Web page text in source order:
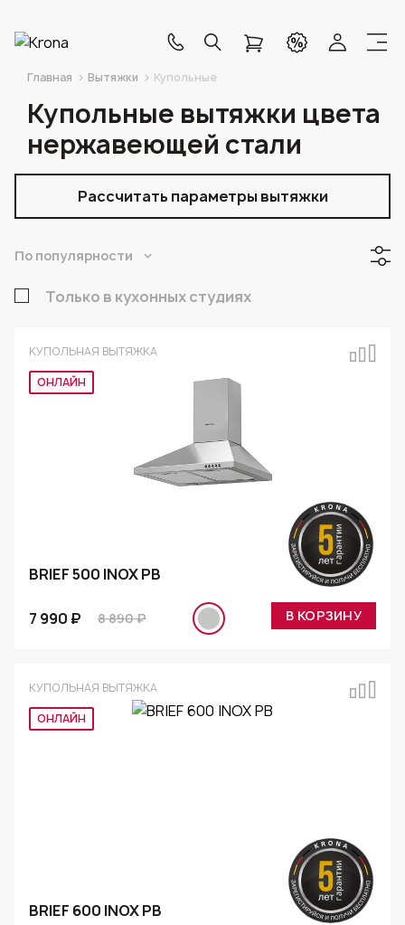
Главная Вытяжки Купольные
Купольные вытяжки цвета
нержавеющей стали
Рассчитать параметры вытяжки
По популярности
Только в кухонных студиях
КУПОЛЬНАЯ ВЫТЯЖКА
ОНЛАЙН
BRIEF 500 INOX PB
7 990 ₽ 8 890 ₽ В КОРЗИНУ
КУПОЛЬНАЯ ВЫТЯЖКА
ОНЛАЙН
BRIEF 600 INOX PB